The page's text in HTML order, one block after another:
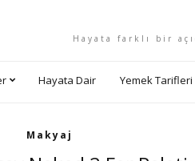
Hayata farklı bir
Hayata Dair Yemek Tarifleri
Makyaj